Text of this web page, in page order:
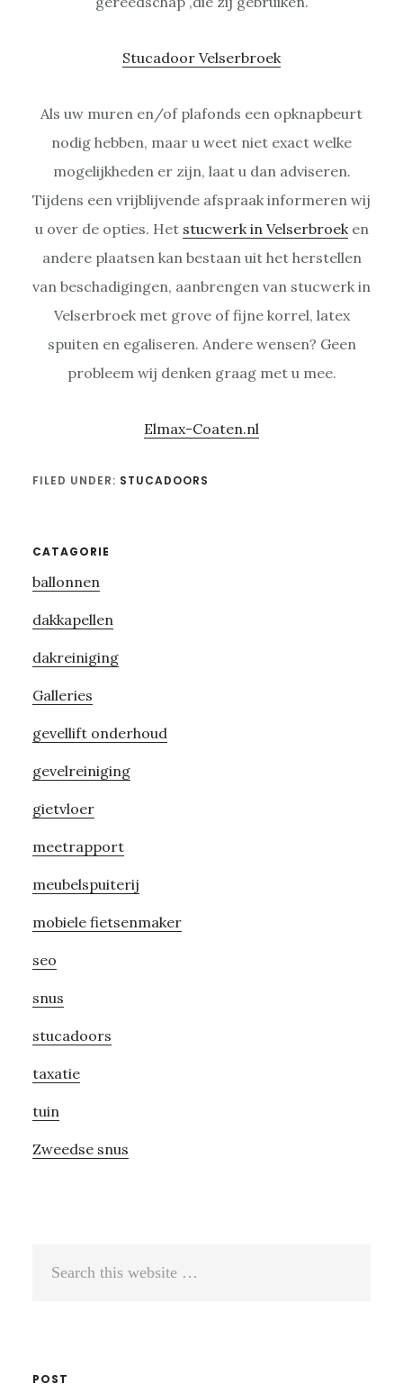
Stucadoor Velserbroek
Als uw muren en/of plafonds een opknapbeurt
nodig hebben, maar u weet niet exact welke
mogelijkheden er zijn, laat u dan adviseren.
Tijdens een vrijblijvende afspraak informeren wij
u over de opties. Het stucwerk in Velserbroeken
andere plaatsen kan bestaan uit het herstellen
van beschadigingen, aanbrengen van stucwerk in
Velserbroek met grove of fijne korrel, latex
spuiten en egaliseren. Andere wensen? Geen
probleem wij denken graag met u mee.
Elmax-Coaten.nl
FILED UNDER: STUCADOORS
Primary
Sidebar
CATAGORIE
ballonnen
dakkapellen
dakreiniging
Galleries
gevellift onderhoud
gevelreiniging
gietvloer
meetrapport
meubelspuiterij
mobiele fietsenmaker
seo
snus
stucadoors
taxatie
tuin
Zweedse snus
POST